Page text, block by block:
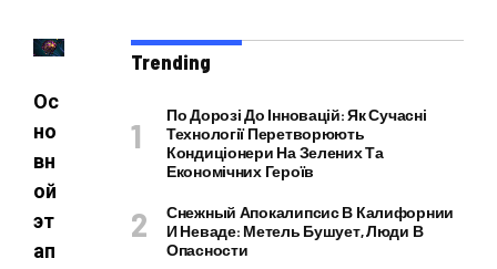
Ос
но
вн
ой
эт
ап
Trending
По Дорозі До Інновацій: Як Сучасні
Технології Перетворюють
Кондиціонери На Зелених Та
Економічних Героїв
Снежный Апокалипсис В Калифорнии
И Неваде: Метель Бушует, Люди В
Опасности